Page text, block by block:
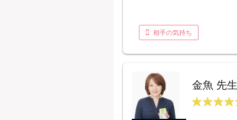
相手の気持ち
金魚 先生